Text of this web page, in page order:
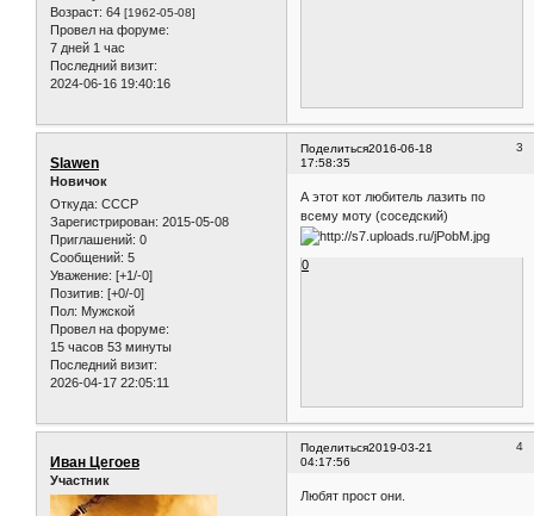
Возраст: 64 [1962-05-08]
Провел на форуме:
7 дней 1 час
Последний визит:
2024-06-16 19:40:16
Поделиться 3
2016-06-18
17:58:35
Slawen
Новичок
Откуда: СССР
Зарегистрирован: 2015-05-08
Приглашений: 0
Сообщений: 5
Уважение: [+1/-0]
Позитив: [+0/-0]
Пол: Мужской
Провел на форуме:
15 часов 53 минуты
Последний визит:
2026-04-17 22:05:11
А этот кот любитель лазить по
всему моту (соседский)
0
Поделиться 4
2019-03-21
04:17:56
Иван Цегоев
Участник
Любят прост они.